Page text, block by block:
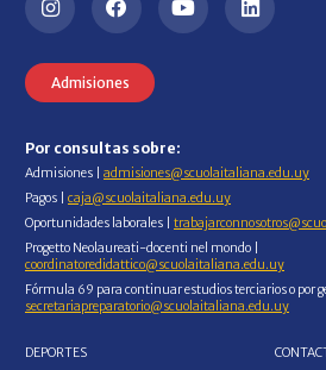
Admisiones
Por consultas sobre:
Admisiones | admisiones@scuolaitaliana.edu.uy
Pagos | caja@scuolaitaliana.edu.uy
Oportunidades laborales |
Progetto Neolaureati-docenti nel mondo |
coordinatoredidattico@scuolaitaliana.edu.uy
Fórmula 69 para continuar estudios terciarios o por
secretariapreparatorio@scuolaitaliana.edu.uy
DEPORTES